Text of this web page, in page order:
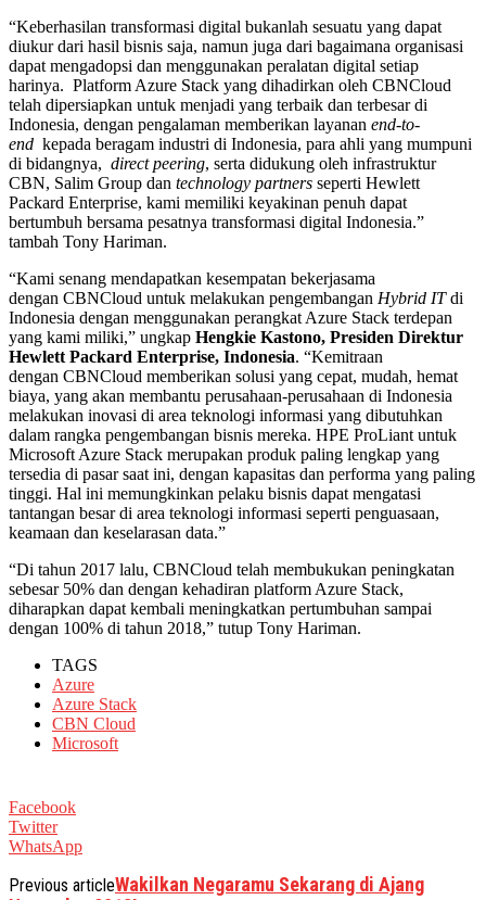
“Keberhasilan transformasi digital bukanlah sesuatu yang dapat
diukur dari hasil bisnis saja, namun juga dari bagaimana organisasi
dapat mengadopsi dan menggunakan peralatan digital setiap
harinya. Platform Azure Stack yang dihadirkan oleh CBNCloud
telah dipersiapkan untuk menjadi yang terbaik dan terbesar di
Indonesia, dengan pengalaman memberikan layanan end-to-
end kepada beragam industri di Indonesia, para ahli yang mumpuni
di bidangnya, direct peering, serta didukung oleh infrastruktur
CBN, Salim Group dan technology partners seperti Hewlett
Packard Enterprise, kami memiliki keyakinan penuh dapat
bertumbuh bersama pesatnya transformasi digital Indonesia.”
tambah Tony Hariman.
“Kami senang mendapatkan kesempatan bekerjasama
dengan CBNCloud untuk melakukan pengembangan Hybrid ITdi
Indonesia dengan menggunakan perangkat Azure Stack terdepan
yang kami miliki,” ungkap Hengkie Kastono, Presiden Direktur
Hewlett Packard Enterprise, Indonesia. “Kemitraan
dengan CBNCloud memberikan solusi yang cepat, mudah, hemat
biaya, yang akan membantu perusahaan-perusahaan di Indonesia
melakukan inovasi di area teknologi informasi yang dibutuhkan
dalam rangka pengembangan bisnis mereka. HPE ProLiant untuk
Microsoft Azure Stack merupakan produk paling lengkap yang
tersedia di pasar saat ini, dengan kapasitas dan performa yang paling
tinggi. Hal ini memungkinkan pelaku bisnis dapat mengatasi
tantangan besar di area teknologi informasi seperti penguasaan,
keamaan dan keselarasan data.”
“Di tahun 2017 lalu, CBNCloud telah membukukan peningkatan
sebesar 50% dan dengan kehadiran platform Azure Stack,
diharapkan dapat kembali meningkatkan pertumbuhan sampai
dengan 100% di tahun 2018,” tutup Tony Hariman.
TAGS
Azure
Azure Stack
CBN Cloud
Microsoft
Facebook
Twitter
WhatsApp
Previous articleWakilkan Negaramu Sekarang di Ajang